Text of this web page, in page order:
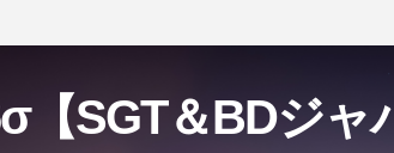
【SGT＆BDジャ